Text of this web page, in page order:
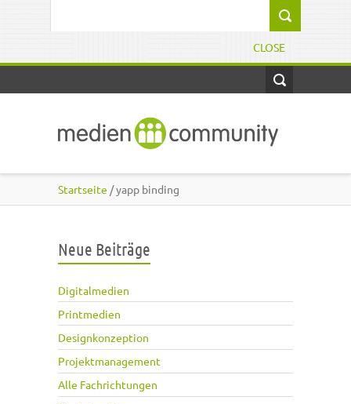
CLOSE
Startseite / yapp binding
Neue Beiträge
Digitalmedien
Printmedien
Designkonzeption
Projektmanagement
Alle Fachrichtungen